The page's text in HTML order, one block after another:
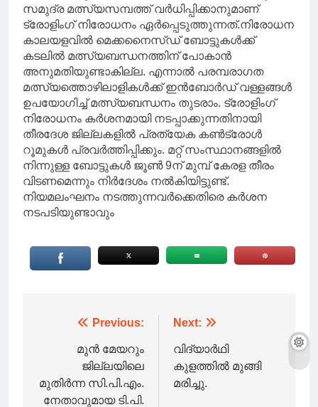
സമുദ്ര മത്സ്യസമ്പത്ത് വർധിപ്പിക്കാനുമാണ്
ട്രോളിംഗ് നിരോധനം ഏർപ്പെടുത്തുന്നത്.നിരോധന
കാലയളവിൽ മെക്കനൈസ്ഡ് ബോട്ടുകൾക്ക്
കടലിൽ മത്സ്യബന്ധനത്തിന് പോകാൻ
അനുമതിയുണ്ടാകില്ല. എന്നാൽ പരമ്പരാഗത
മത്സ്യത്തൊഴിലാളികൾക്ക് ഇൻബോർഡ് വള്ളങ്ങൾ
ഉപയോഗിച്ച് മത്സ്യബന്ധനം തുടരാം. ട്രോളിംഗ്
നിരോധനം കർശനമായി നടപ്പാക്കുന്നതിനായി
തീരദേശ ജില്ലകളിൽ പ്രത്യേക കൺട്രോൾ
റൂമുകൾ പ്രവർത്തിപ്പിക്കും. മറ്റ് സംസ്ഥാനങ്ങളിൽ
നിന്നുള്ള ബോട്ടുകൾ ജൂൺ 9ന് മുമ്പ് കേരള തീരം
വിടണമെന്നും നിർദേശം നൽകിയിട്ടുണ്ട്.
നിയമലംഘനം നടത്തുന്നവർക്കെതിരെ കർശന
നടപടിയുണ്ടാവും
navigation
Previous:
മുൻ മേയറും
ജില്ലയിലെ
മുതിർന്ന സി.പി.എം.
നേതാവുമായ ടി.പി.
Next:
വിദ്യാർഥി
കുളത്തിൽ മുങ്ങി
മരിച്ചു.